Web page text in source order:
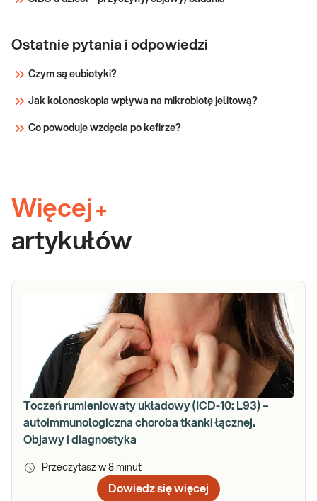
Ostatnie pytania i odpowiedzi
Czym są eubiotyki?
Jak kolonoskopia wpływa na mikrobiotę jelitową?
Co powoduje wzdęcia po kefirze?
Więcej +
artykułów
Toczeń rumieniowaty układowy (ICD-10: L93) –
autoimmunologiczna choroba tkanki łącznej.
Objawy i diagnostyka
Przeczytasz w 8 minut
Dowiedz się więcej